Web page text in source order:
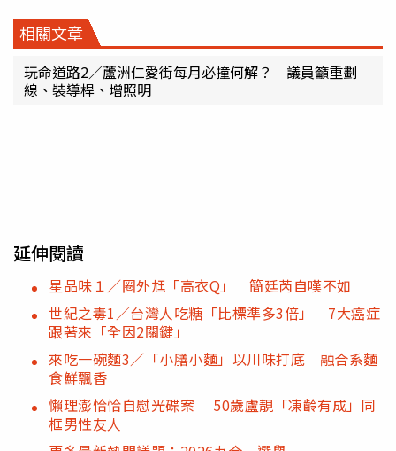
相關文章
玩命道路2／蘆洲仁愛街每月必撞何解？ 議員籲重劃
線、裝導桿、增照明
延伸閱讀
星品味１／圈外尪「高衣Q」 簡廷芮自嘆不如
世紀之毒1／台灣人吃糖「比標準多3倍」 7大癌症
跟著來「全因2關鍵」
來吃一碗麵3／「小膳小麵」以川味打底 融合系麵
食鮮飄香
懶理澎恰恰自慰光碟案 50歲盧靚「凍齡有成」同
框男性友人